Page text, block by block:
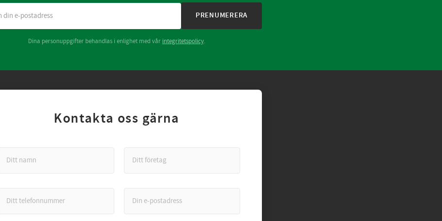
PRENUMERERA
Dina personuppgifter behandlas i enlighet med vår integritetspolicy.
Kontakta oss gärna